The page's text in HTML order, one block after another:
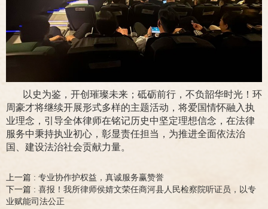
以史为鉴，开创璀璨未来；砥砺前行，不负韶华时光！环
周豪才将继续开展形式多样的主题活动，将爱国情怀融入执
业理念，引导全体律师在铭记历史中坚定理想信念，在法律
服务中秉持执业初心，彰显责任担当，为推进全面依法治
国、建设法治社会贡献力量。
上一篇 : 专业协作护权益，真诚服务赢赞誉
下一篇 : 喜报！我所律师侯婧文荣任商河县人民检察院听证员，以专
业赋能司法公正